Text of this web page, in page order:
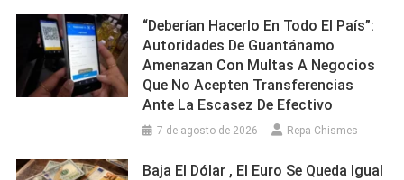
“Deberían Hacerlo En Todo El País”:
Autoridades De Guantánamo
Amenazan Con Multas A Negocios
Que No Acepten Transferencias
Ante La Escasez De Efectivo
7 de agosto de 2026 Repa Chismes
Baja El Dólar , El Euro Se Queda Igual